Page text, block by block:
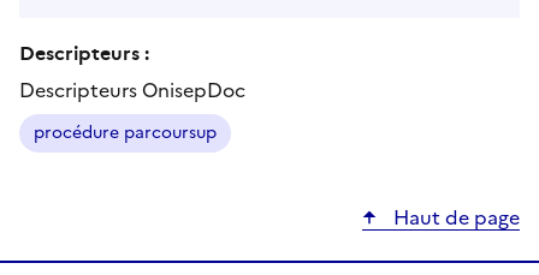
Descripteurs :
Descripteurs OnisepDoc
procédure parcoursup
Haut de page